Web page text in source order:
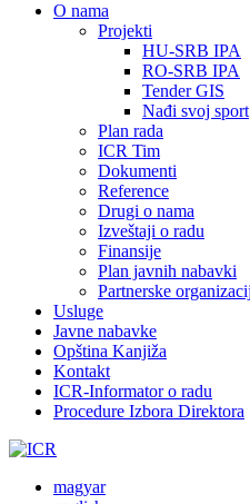
О nama
Projekti
HU-SRB IPA
RO-SRB IPA
Tender GIS
Nađi svoj sport
Plan rada
ICR Tim
Dokumenti
Reference
Drugi o nama
Izveštaji o radu
Finansije
Plan javnih nabavki
Partnerske
Usluge
Javne nabavke
Opština Kanjiža
Kontakt
ICR-Informator o radu
Procedure Izbora Direktora
magyar